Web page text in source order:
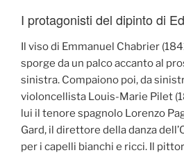
I protagonisti del dipinto di
Il viso di Emmanuel Chabrier
sporge da un palco accanto al
sinistra. Compaiono poi, da
violoncellista Louis-Marie Pilet
lui il tenore spagnolo Lorenzo
Gard, il direttore della danza
per i capelli bianchi e ricci. Il